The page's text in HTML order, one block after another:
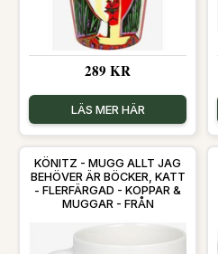
289 KR
LÄS MER HÄR
KÖNITZ - MUGG ALLT JAG
BEHÖVER ÄR BÖCKER, KATT
- FLERFÄRGAD - KOPPAR &
MUGGAR - FRÅN